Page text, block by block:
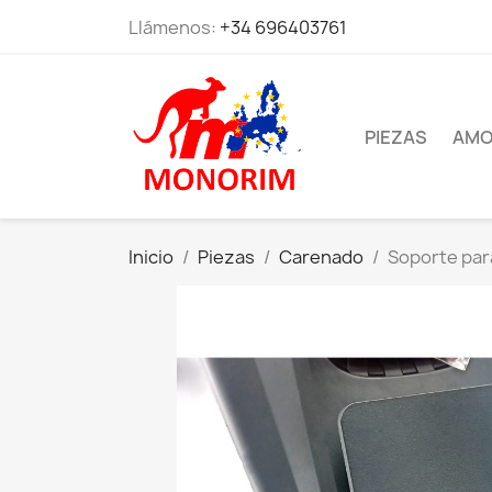
Llámenos: +34 696403761
PIEZAS
Inicio Piezas Carenado Soporte